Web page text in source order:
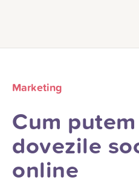
Marketing
Cum
dovezile
online